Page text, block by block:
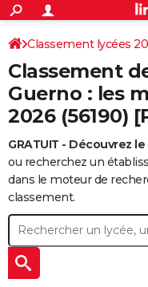
ACTUALITÉS
Politique
Société
Faits Divers
Education
Monde
Villes
+
SPORT
Coupe du monde 2026
Football
Tennis
Cyclisme
Rugby
Forum
Programme TV
TNT
Streaming
Cinéma
Sorties cinéma
Musique
+
FINANCE
Retraite
Impôts
Epargne
Immobilier
Risques naturels par ville
Banque
Assurance
Crédit
AUTO
Essais
Réserver un essai
Citadines
Berlines
SUV
Forum auto
+
HIGH-TECH
BRICOLAGE
Forum
Aménagement intérieur
Extérieur
Cuisine
Salle de bains
Jardinage
Rangement
+WEEK-END
Guides de France
Escapades
Patrimoine
Expositions
Musées
Week-end nature
+
LIFESTYLE
Classement lycées
Classement
Guerno : les
2026 (56190)
GRATUIT - Découvrez
ou recherchez un
dans le moteur de
classement.